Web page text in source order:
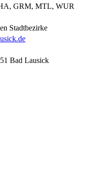
GRM, MTL, WUR
Stadtbezirke
Bad Lausick